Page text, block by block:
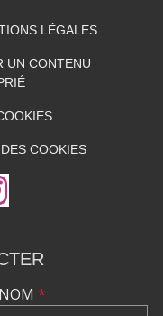
LÉGALES
UN CONTENU
COOKIES
*